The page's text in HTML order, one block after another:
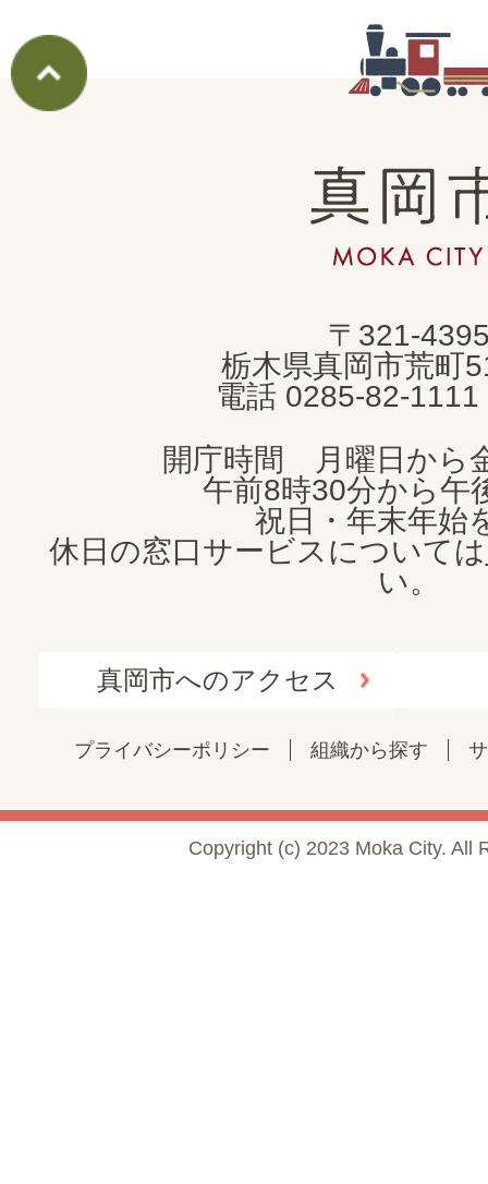
真
岡
市
CITY
〒321-
栃木県真岡市荒町
電話 0285-82-1111
開庁時間 月曜日から
午前8時30分から午
祝日・年末年始
休日の窓口サービスについては
い。
真岡市へのアクセス
プライバシーポリシー 組織から探す
Copyright (c) 2023 Moka City. All